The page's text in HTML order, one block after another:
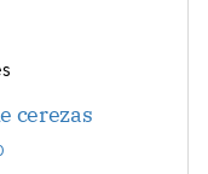
cerezas